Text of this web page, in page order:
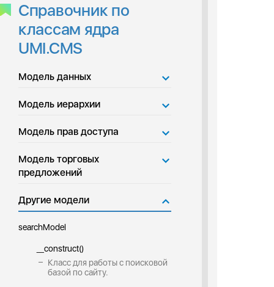
Справочник по
классам ядра
UMI.CMS
Модель данных
Модель иерархии
Модель прав доступа
Модель торговых
предложений
Другие модели
searchModel
__construct()
Класс для работы с поисковой
базой по сайту.